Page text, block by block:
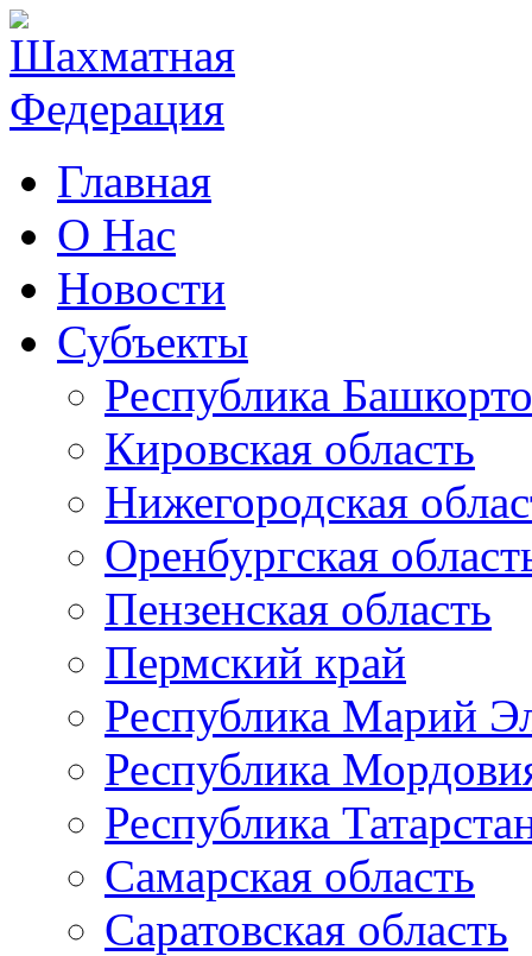
Главная
О Нас
Новости
Субъекты
Республика
Кировская область
Нижегородская
Оренбургская
Пензенская область
Пермский край
Республика Марий
Республика
Республика
Самарская область
Саратовская область